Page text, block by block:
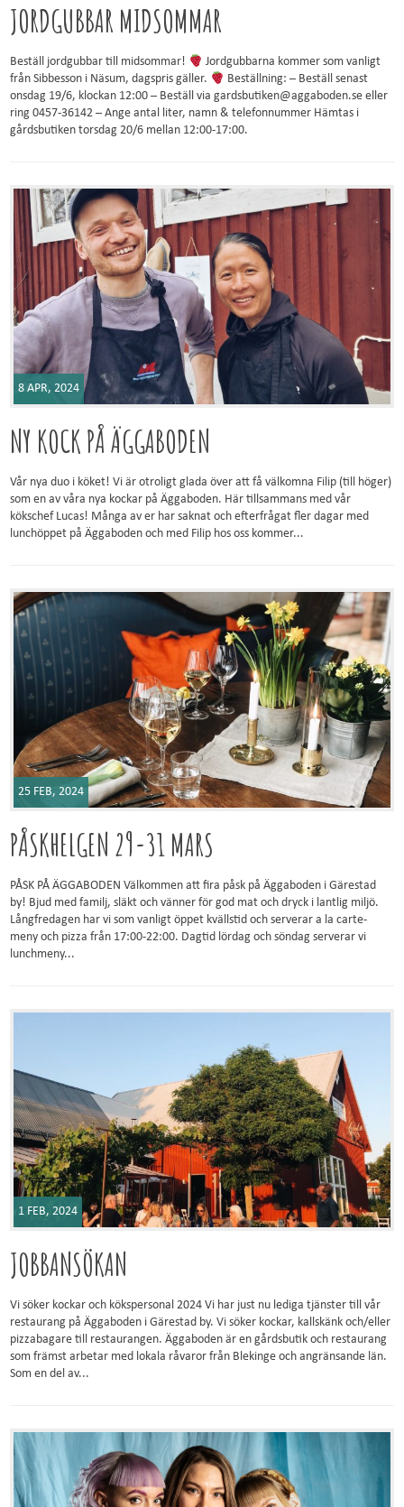
JORDGUBBAR MIDSOMMAR
Beställ jordgubbar till midsommar!
Jordgubbarna kommer som vanligt
från Sibbesson i Näsum, dagspris gäller.
Beställning: – Beställ senast
onsdag 19/6, klockan 12:00 – Beställ via gardsbutiken@aggaboden.se eller
ring 0457-36142 – Ange antal liter, namn & telefonnummer Hämtas i
gårdsbutiken torsdag 20/6 mellan 12:00-17:00.
8 APR, 2024
NY KOCK PÅ ÄGGABODEN
Vår nya duo i köket! Vi är otroligt glada över att få välkomna Filip (till höger)
som en av våra nya kockar på Äggaboden. Här tillsammans med vår
kökschef Lucas! Många av er har saknat och efterfrågat fler dagar med
lunchöppet på Äggaboden och med Filip hos oss kommer...
25 FEB, 2024
PÅSKHELGEN 29-31 MARS
PÅSK PÅ ÄGGABODEN Välkommen att fira påsk på Äggaboden i Gärestad
by! Bjud med familj, släkt och vänner för god mat och dryck i lantlig miljö.
Långfredagen har vi som vanligt öppet kvällstid och serverar a la carte-
meny och pizza från 17:00-22:00. Dagtid lördag och söndag serverar vi
lunchmeny...
1 FEB, 2024
JOBBANSÖKAN
Vi söker kockar och kökspersonal 2024 Vi har just nu lediga tjänster till vår
restaurang på Äggaboden i Gärestad by. Vi söker kockar, kallskänk och/eller
pizzabagare till restaurangen. Äggaboden är en gårdsbutik och restaurang
som främst arbetar med lokala råvaror från Blekinge och angränsande län.
Som en del av...